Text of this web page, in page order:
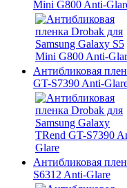
Mini G800 Anti-
Антибликовая
GT-S7390 Anti-
Антибликовая
S6312 Anti-Glare